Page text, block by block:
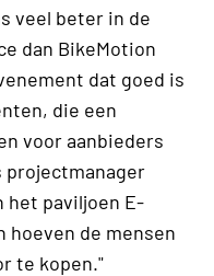
veel beter in de
dan BikeMotion
dat goed is
die een
voor aanbieders
projectmanager
het paviljoen E-
hoeven de mensen
te kopen."